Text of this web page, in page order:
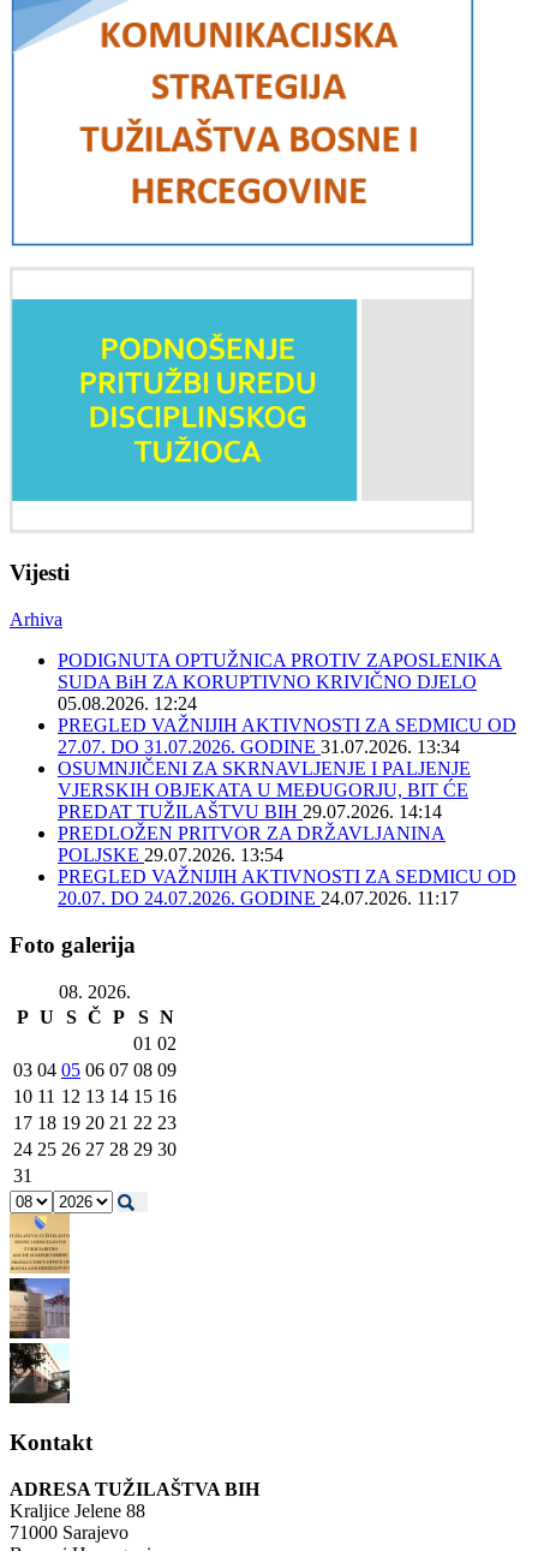
Vijesti
Arhiva
PODIGNUTA OPTUŽNICA PROTIV ZAPOSLENIKA
SUDA BiH ZA KORUPTIVNO KRIVIČNO DJELO
05.08.2026. 12:24
PREGLED VAŽNIJIH AKTIVNOSTI ZA SEDMICU OD
27.07. DO 31.07.2026. GODINE 31.07.2026. 13:34
OSUMNJIČENI ZA SKRNAVLJENJE I PALJENJE
VJERSKIH OBJEKATA U MEĐUGORJU, BIT ĆE
PREDAT TUŽILAŠTVU BIH 29.07.2026. 14:14
PREDLOŽEN PRITVOR ZA DRŽAVLJANINA
POLJSKE 29.07.2026. 13:54
PREGLED VAŽNIJIH AKTIVNOSTI ZA SEDMICU OD
20.07. DO 24.07.2026. GODINE 24.07.2026. 11:17
Foto galerija
08. 2026.
P U S Č P S N
01 02
03 04 05 06 07 08 09
10 11 12 13 14 15 16
17 18 19 20 21 22 23
24 25 26 27 28 29 30
31
Kontakt
ADRESA TUŽILAŠTVA BIH
Kraljice Jelene 88
71000 Sarajevo